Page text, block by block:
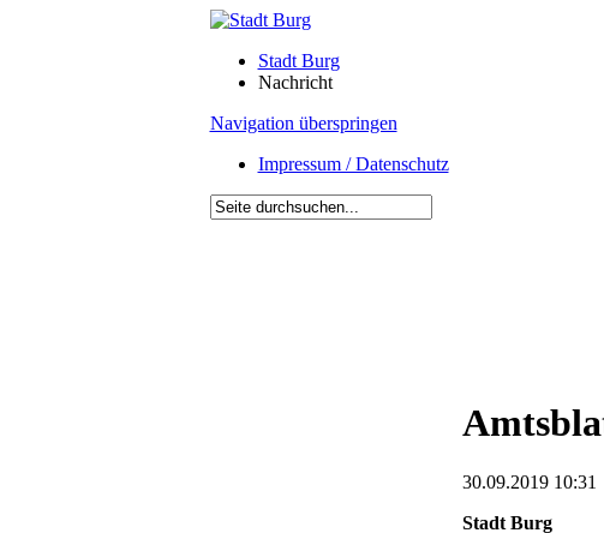
Stadt Burg
Nachricht
Navigation überspringen
Impressum / Datenschutz
30.09.2019 10:31
Stadt Burg